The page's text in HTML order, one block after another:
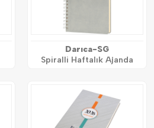
Darıca-SG
Spiralli Haftalık Ajanda